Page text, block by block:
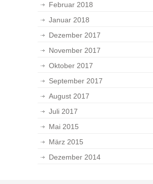
Februar 2018
Januar 2018
Dezember 2017
November 2017
Oktober 2017
September 2017
August 2017
Juli 2017
Mai 2015
März 2015
Dezember 2014